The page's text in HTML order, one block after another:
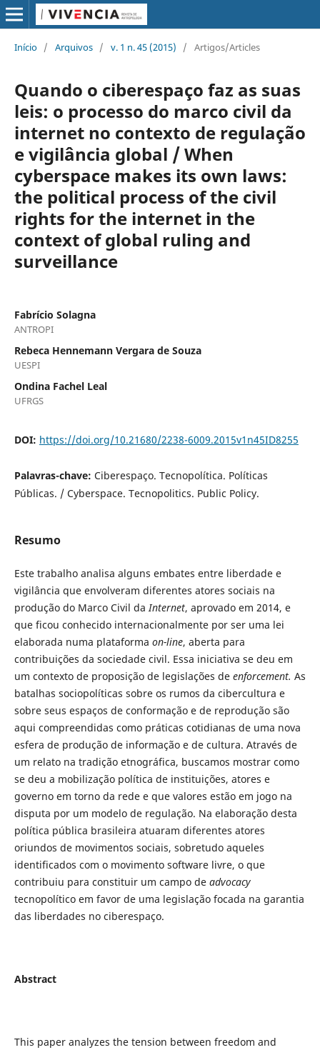
Início / Arquivos / v. 1 n. 45 (2015) / Artigos/Articles
Quando o ciberespaço faz as suas
leis: o processo do marco civil da
internet no contexto de regulação
e vigilância global / When
cyberspace makes its own laws:
the political process of the civil
rights for the internet in the
context of global ruling and
surveillance
Fabrício Solagna
ANTROPI
Rebeca Hennemann Vergara de Souza
UESPI
Ondina Fachel Leal
UFRGS
DOI: https://doi.org/10.21680/2238-6009.2015v1n45ID8255
Palavras-chave: Ciberespaço. Tecnopolítica. Políticas
Públicas. / Cyberspace. Tecnopolitics. Public Policy.
Resumo
Este trabalho analisa alguns embates entre liberdade e
vigilância que envolveram diferentes atores sociais na
produção do Marco Civil daInternet, aprovado em 2014, e
que ficou conhecido internacionalmente por ser uma lei
elaborada numa plataforma on-line, aberta para
contribuições da sociedade civil. Essa iniciativa se deu em
um contexto de proposição de legislações de enforcement. As
batalhas sociopolíticas sobre os rumos da cibercultura e
sobre seus espaços de conformação e de reprodução são
aqui compreendidas como práticas cotidianas de uma nova
esfera de produção de informação e de cultura. Através de
um relato na tradição etnográfica, buscamos mostrar como
se deu a mobilização política de instituições, atores e
governo em torno da rede e que valores estão em jogo na
disputa por um modelo de regulação. Na elaboração desta
política pública brasileira atuaram diferentes atores
oriundos de movimentos sociais, sobretudo aqueles
identificados com o movimento software livre, o que
contribuiu para constituir um campo de advocacy
tecnopolítico em favor de uma legislação focada na garantia
das liberdades no ciberespaço.
Abstract
This paper analyzes the tension between freedom and